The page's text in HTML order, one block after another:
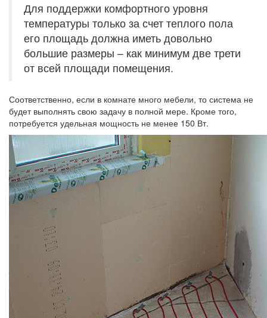
Для поддержки комфортного уровня
температуры только за счет теплого пола
его площадь должна иметь довольно
большие размеры – как минимум две трети
от всей площади помещения.
Соответственно, если в комнате много мебели, то система не
будет выполнять свою задачу в полной мере. Кроме того,
потребуется удельная мощность не менее 150 Вт.